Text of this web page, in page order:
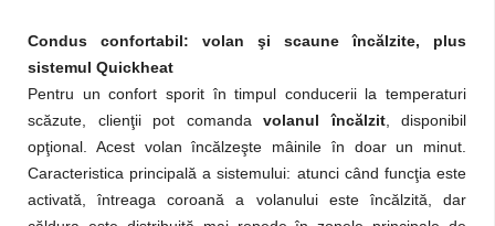
Condus confortabil: volan şi scaune încălzite, plus
sistemul Quickheat
Pentru un confort sporit în timpul conducerii la temperaturi
scăzute, clienţii pot comanda volanul încălzit, disponibil
opţional. Acest volan încălzeşte mâinile în doar un minut.
Caracteristica principală a sistemului: atunci când funcţia este
activată, întreaga coroană a volanului este încălzită, dar